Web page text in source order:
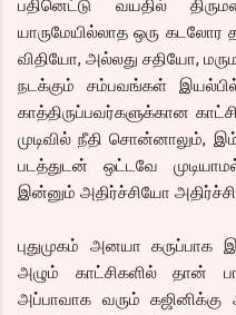
பதினெட்டு வயதில்
யாருமேயில்லாத ஒரு கடலோர
விதியோ, அல்லது சதியோ,
நடக்கும் சம்பவங்கள்
காத்திருப்பவர்களுக்கான
முடிவில் நீதி சொன்னாலும்,
படத்துடன் ஒட்டவே
இன்னும் அதிர்ச்சியோ
புதுமுகம் அனயா கருப்பாக
அழும் காட்சிகளில் தான்
அப்பாவாக வரும் கஜினிக்கு